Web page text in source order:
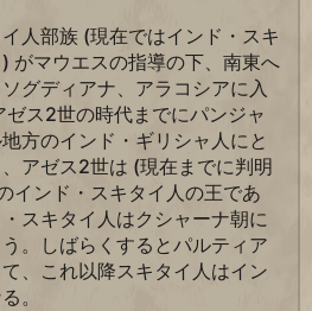
人部族 (現在ではインド・スキ
がマウエスの指導の下、南東へ
グディアナ、アラコシアに入
ス2世の時代までにパンジャ
方のインド・ギリシャ人にと
アゼス2世は (現在までに判明
インド・スキタイ人の王であ
スキタイ人はクシャーナ朝に
。しばらくするとパルティア
、これ以降スキタイ人はイン
。